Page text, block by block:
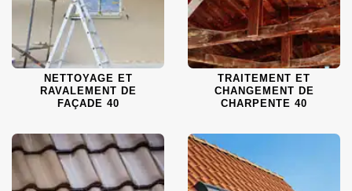
NETTOYAGE ET
RAVALEMENT DE
FAÇADE 40
TRAITEMENT ET
CHANGEMENT DE
CHARPENTE 40